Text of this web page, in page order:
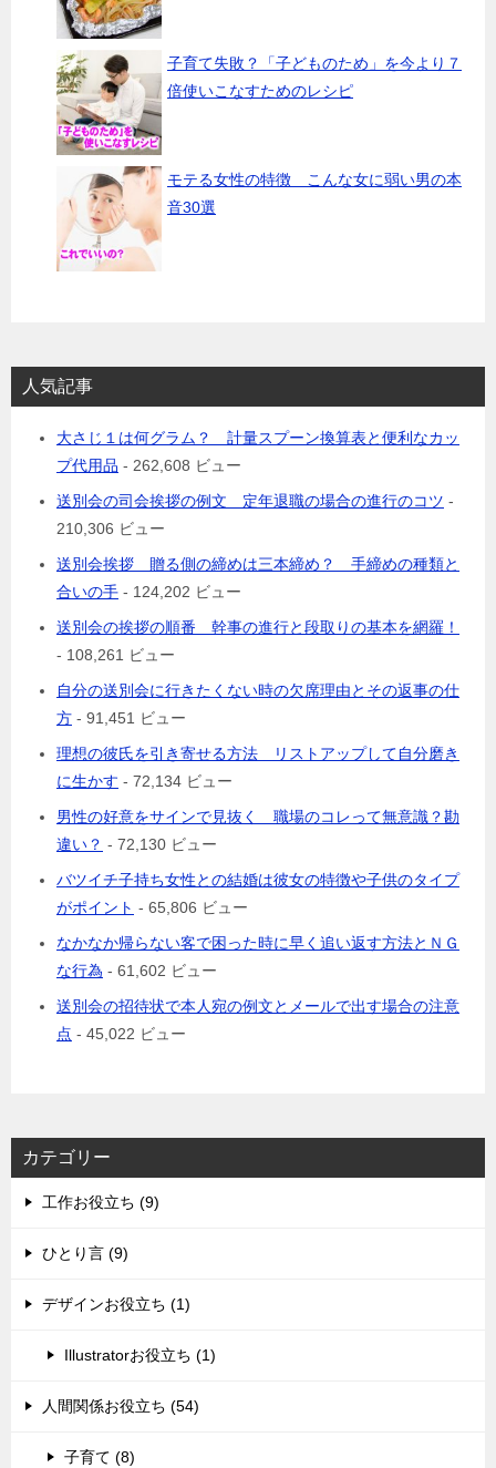
子育て失敗？「子どものため」を今より７
倍使いこなすためのレシピ
モテる女性の特徴 こんな女に弱い男の本
音30選
人気記事
大さじ１は何グラム？ 計量スプーン換算表と便利なカッ
プ代用品 - 262,608 ビュー
送別会の司会挨拶の例文 定年退職の場合の進行のコツ -
210,306 ビュー
送別会挨拶 贈る側の締めは三本締め？ 手締めの種類と
合いの手 - 124,202 ビュー
送別会の挨拶の順番 幹事の進行と段取りの基本を網羅！
- 108,261 ビュー
自分の送別会に行きたくない時の欠席理由とその返事の仕
方 - 91,451 ビュー
理想の彼氏を引き寄せる方法 リストアップして自分磨き
に生かす - 72,134 ビュー
男性の好意をサインで見抜く 職場のコレって無意識？勘
違い？ - 72,130 ビュー
バツイチ子持ち女性との結婚は彼女の特徴や子供のタイプ
がポイント - 65,806 ビュー
なかなか帰らない客で困った時に早く追い返す方法とＮＧ
な行為 - 61,602 ビュー
送別会の招待状で本人宛の例文とメールで出す場合の注意
点 - 45,022 ビュー
カテゴリー
工作お役立ち (9)
ひとり言 (9)
デザインお役立ち (1)
Illustratorお役立ち (1)
人間関係お役立ち (54)
子育て (8)